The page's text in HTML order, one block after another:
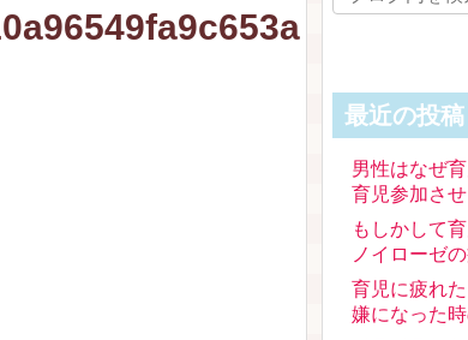
最近の投稿
男性はなぜ
育児参加さ
もしかして
ノイローゼ
育児に疲れ
嫌になった